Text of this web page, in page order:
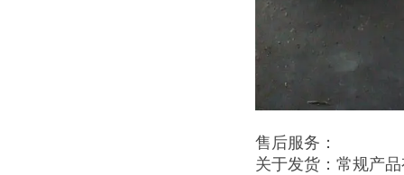
售后服务：
关于发货：常规产